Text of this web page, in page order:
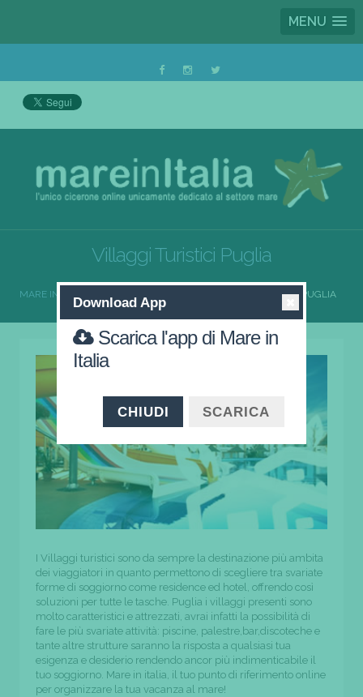
MENU
Villaggi Turistici Puglia
MARE IN ITALIA VILLAGGI TURISTICI PUGLIA
I Villaggi turistici sono da sempre la destinazione più ambita
dei viaggiatori in quanto permettono di scegliere tra svariate
forme di soggiorno come residence ed hotel, offrendo così
soluzioni per tutte le tasche. Puglia i villaggi presenti sono
molto caratteristici e attrezzati, avrai infatti la possibilità di
fare le più svariate attività: piscine, palestre,bar,discoteche e
tante altre strutture saranno la risposta a qualsiasi tua
esigenza e desiderio rendendo ancor più indimenticabile il
tuo soggiorno. Mare in italia, il tuo punto di riferimento online
per organizzare la tua vacanza al mare!
Download App
Scarica l'app di Mare in
Italia
CHIUDI SCARICA